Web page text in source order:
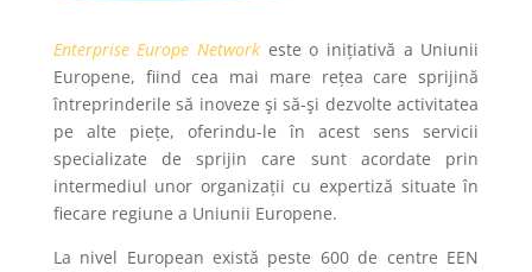
Enterprise Europe Network este o inițiativă a Uniunii
Europene, fiind cea mai mare rețea care sprijină
întreprinderile să inoveze şi să-şi dezvolte activitatea
pe alte piețe, oferindu-le în acest sens servicii
specializate de sprijin care sunt acordate prin
intermediul unor organizații cu expertiză situate în
fiecare regiune a Uniunii Europene.
La nivel European există peste 600 de centre EEN